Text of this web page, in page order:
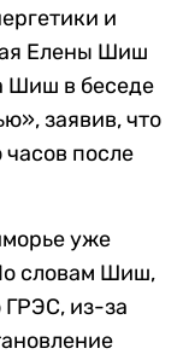
и
Елены Шиш
Шиш в беседе
заявив, что
после
уже
словам Шиш,
ГРЭС, из-за